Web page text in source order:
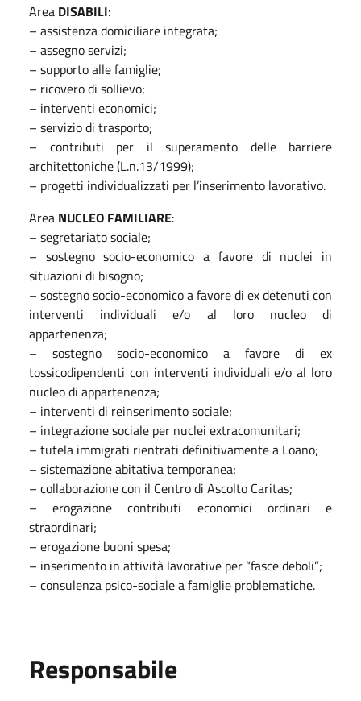
Area DISABILI:
– assistenza domiciliare integrata;
– assegno servizi;
– supporto alle famiglie;
– ricovero di sollievo;
– interventi economici;
– servizio di trasporto;
– contributi per il superamento delle barriere
architettoniche (L.n.13/1999);
– progetti individualizzati per l’inserimento lavorativo.
Area NUCLEO FAMILIARE:
– segretariato sociale;
– sostegno socio-economico a favore di nuclei in
situazioni di bisogno;
– sostegno socio-economico a favore di ex detenuti con
interventi individuali e/o al loro nucleo di
appartenenza;
– sostegno socio-economico a favore di ex
tossicodipendenti con interventi individuali e/o al loro
nucleo di appartenenza;
– interventi di reinserimento sociale;
– integrazione sociale per nuclei extracomunitari;
– tutela immigrati rientrati definitivamente a Loano;
– sistemazione abitativa temporanea;
– collaborazione con il Centro di Ascolto Caritas;
– erogazione contributi economici ordinari e
straordinari;
– erogazione buoni spesa;
– inserimento in attività lavorative per “fasce deboli”;
– consulenza psico-sociale a famiglie problematiche.
Responsabile